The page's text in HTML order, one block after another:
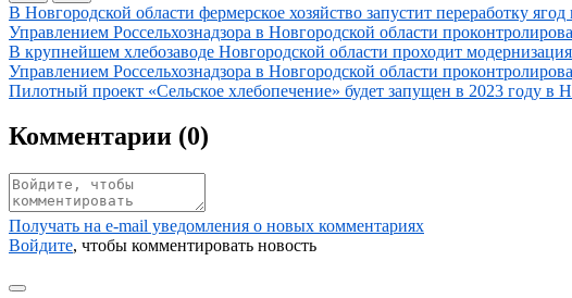
Иллюстрация новости
В Новгородской области фермерское хозяйство запустит переработку
Иллюстрация новости
Управлением Россельхознадзора в Новгородской области
Иллюстрация новости
В крупнейшем хлебозаводе Новгородской области проходит
Иллюстрация новости
Управлением Россельхознадзора в Новгородской области
Иллюстрация новости
Пилотный проект «Сельское хлебопечение» будет запущен в 2023 году в
Комментарии (0)
Получать на e‑mail уведомления о новых комментариях
Войдите, чтобы комментировать новость